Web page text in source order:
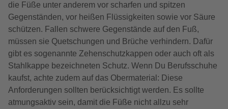
die Füße unter anderem vor scharfen und spitzen
Gegenständen, vor heißen Flüssigkeiten sowie vor Säure
schützen. Fallen schwere Gegenstände auf den Fuß,
müssen sie Quetschungen und Brüche verhindern. Dafür
gibt es sogenannte Zehenschutzkappen oder auch oft als
Stahlkappe bezeichneten Schutz. Wenn Du Berufsschuhe
kaufst, achte zudem auf das Obermaterial: Diese
Anforderungen sollten berücksichtigt werden. Es sollte
atmungsaktiv sein, damit die Füße nicht allzu sehr